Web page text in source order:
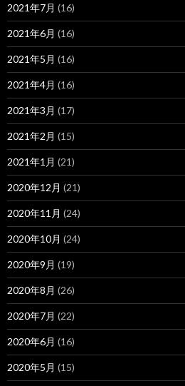
2021年7月 (16)
2021年6月 (16)
2021年5月 (16)
2021年4月 (16)
2021年3月 (17)
2021年2月 (15)
2021年1月 (21)
2020年12月 (21)
2020年11月 (24)
2020年10月 (24)
2020年9月 (19)
2020年8月 (26)
2020年7月 (22)
2020年6月 (16)
2020年5月 (15)